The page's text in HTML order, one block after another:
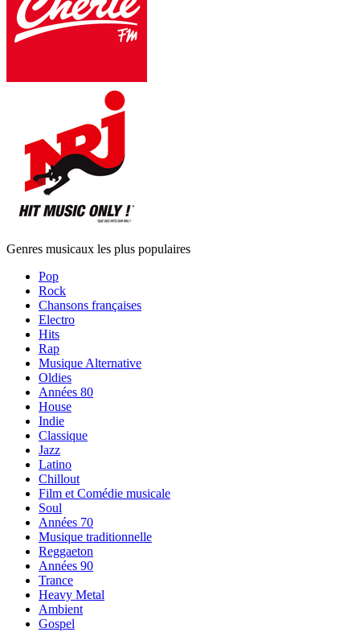
Genres musicaux les plus populaires
Pop
Rock
Chansons françaises
Electro
Hits
Rap
Musique Alternative
Oldies
Années 80
House
Indie
Classique
Jazz
Latino
Chillout
Film et Comédie musicale
Soul
Années 70
Musique traditionnelle
Reggaeton
Années 90
Trance
Heavy Metal
Ambient
Gospel